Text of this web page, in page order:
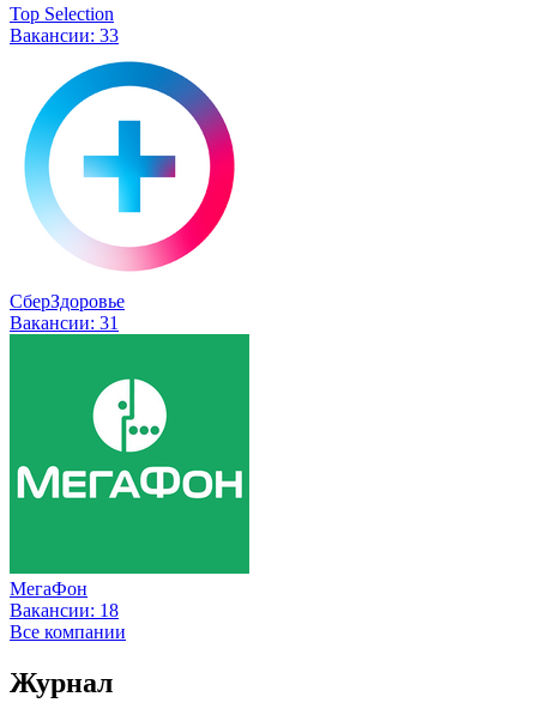
Top Selection
Вакансии: 33
СберЗдоровье
Вакансии: 31
МегаФон
Вакансии: 18
Все компании
Журнал